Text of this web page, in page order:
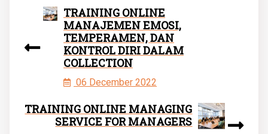
TRAINING ONLINE
MANAJEMEN EMOSI,
TEMPERAMEN, DAN
KONTROL DIRI DALAM
COLLECTION
06 December 2022
TRAINING ONLINE MANAGING
SERVICE FOR MANAGERS